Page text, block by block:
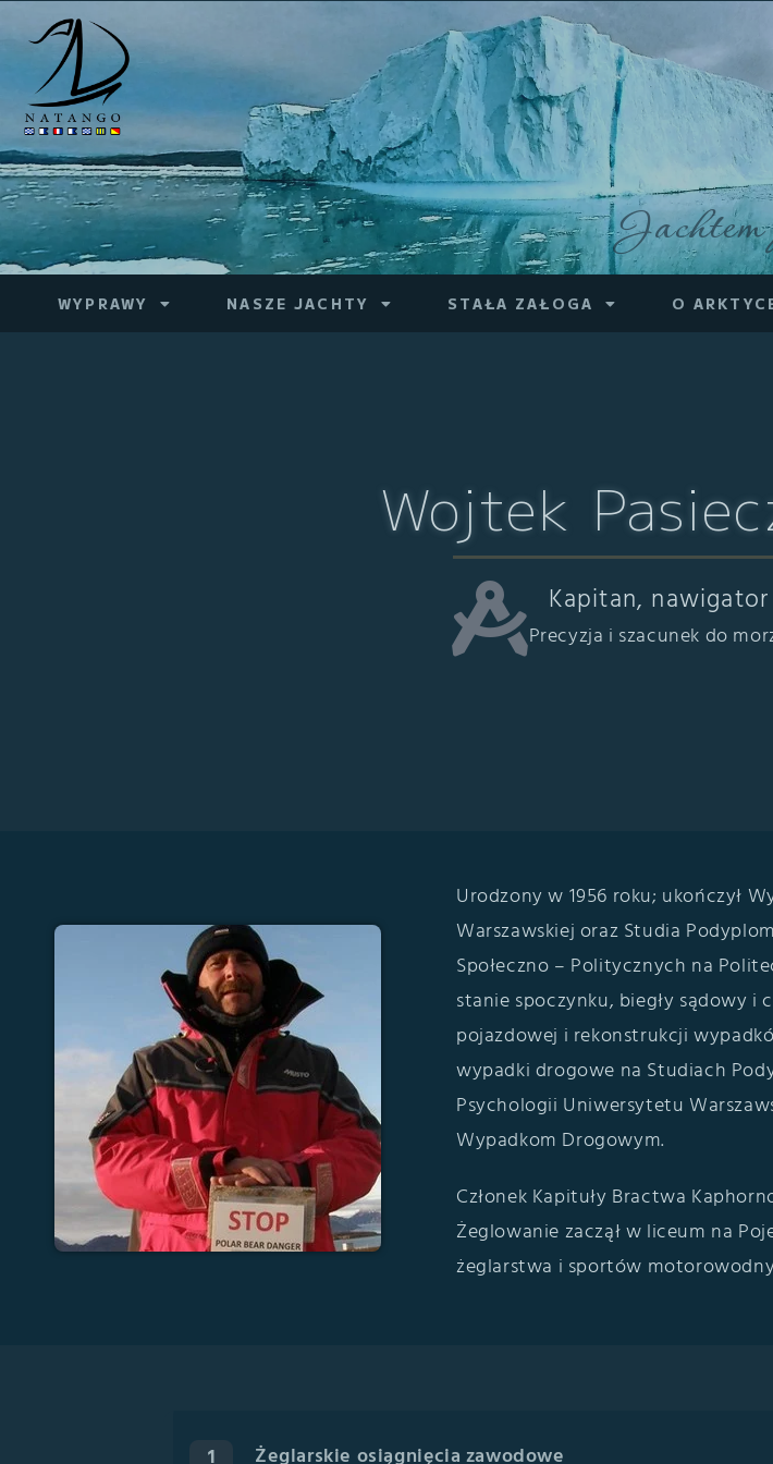
WYPRAWY NASZE JACHTY STAŁA ZAŁOGA O
Wojtek
Kapitan, nawigator
Precyzja i szacunek do
Urodzony w 1956 roku; ukończył
Warszawskiej oraz Studia
Społeczno – Politycznych na
stanie spoczynku, biegły sądowy
pojazdowej i rekonstrukcji
wypadki drogowe na Studiach
Psychologii Uniwersytetu
Wypadkom Drogowym.
Członek Kapituły Bractwa
Żeglowanie zaczął w liceum na
żeglarstwa i sportów
1 Żeglarskie osiągnięcia zawodowe